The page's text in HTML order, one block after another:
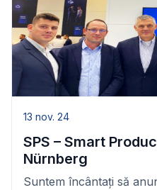
13 nov. 24
SPS – Smart
Nürnberg
Suntem încântați să